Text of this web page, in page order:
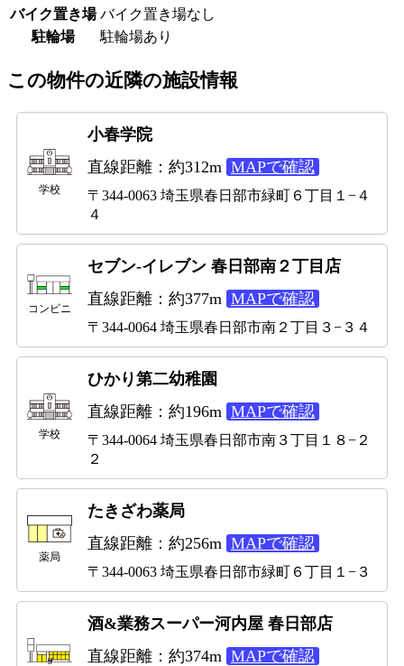
バイク置き場 バイク置き場なし
駐輪場
駐輪場あり
この物件の近隣の施設情報
学校
小春学院
直線距離：約312m MAPで確認
〒344-0063 埼玉県春日部市緑町６丁目１−４
４
コンビニ
セブン-イレブン 春日部南２丁目店
直線距離：約377m MAPで確認
〒344-0064 埼玉県春日部市南２丁目３−３４
学校
ひかり第二幼稚園
直線距離：約196m MAPで確認
〒344-0064 埼玉県春日部市南３丁目１８−２
２
薬局
たきざわ薬局
直線距離：約256m MAPで確認
〒344-0063 埼玉県春日部市緑町６丁目１−３
酒&業務スーパー河内屋 春日部店
直線距離：約374m MAPで確認